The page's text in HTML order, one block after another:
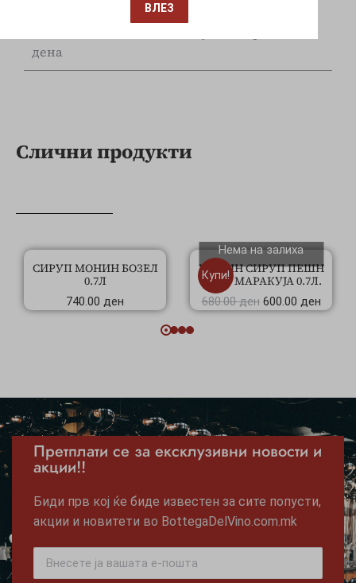
дена
Слични продукти
СИРУП МОНИН БОЗЕЛ
0.7Л
740.00 ден
Купи!
Нема на залиха
МОНИН СИРУП ПЕШН
ФРУТ МАРАКУЈА 0.7Л.
680.00ден 600.00 ден
Претплати се за ексклузивни новости и
акции!!
Биди прв кој ќе биде известен за сите попусти,
акции и новитети во BottegaDelVino.com.mk
ВЛЕЗ